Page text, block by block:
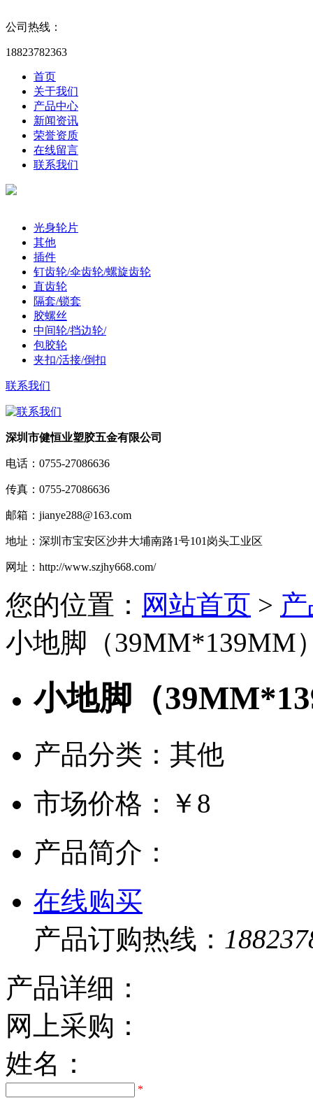
公司热线：
18823782363
首页
关于我们
产品中心
新闻资讯
荣誉资质
在线留言
联系我们
光身轮片
其他
插件
钉齿轮/伞齿轮/螺旋齿轮
直齿轮
隔套/锁套
胶螺丝
中间轮/挡边轮/
包胶轮
夹扣/活接/倒扣
联系我们
深圳市健恒业塑胶五金有限公司
电话： 0755-27086636
传真： 0755-27086636
邮箱： jianye288@163.com
地址： 深圳市宝安区沙井大埔南路1号101岗头工业区
网址： http://www.szjhy668.com/
您的位置： 网站首页 >
小地脚（39MM*139MM
小地脚（
产品分类：其他
市场价格：
￥8
产品简介：
在线购买
产品订购热线：
产品详细：
网上采购：
姓名：
*